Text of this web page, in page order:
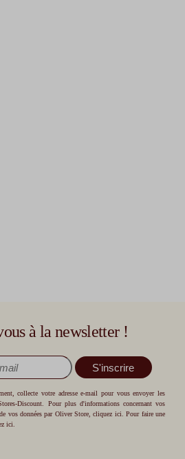
à la newsletter !
S'inscrire
collecte votre adresse e-mail pour vous envoyer les
Discount. Pour plus d'informations concernant vos
vos données par Oliver Store,cliquez ici. Pour faire une
ici.